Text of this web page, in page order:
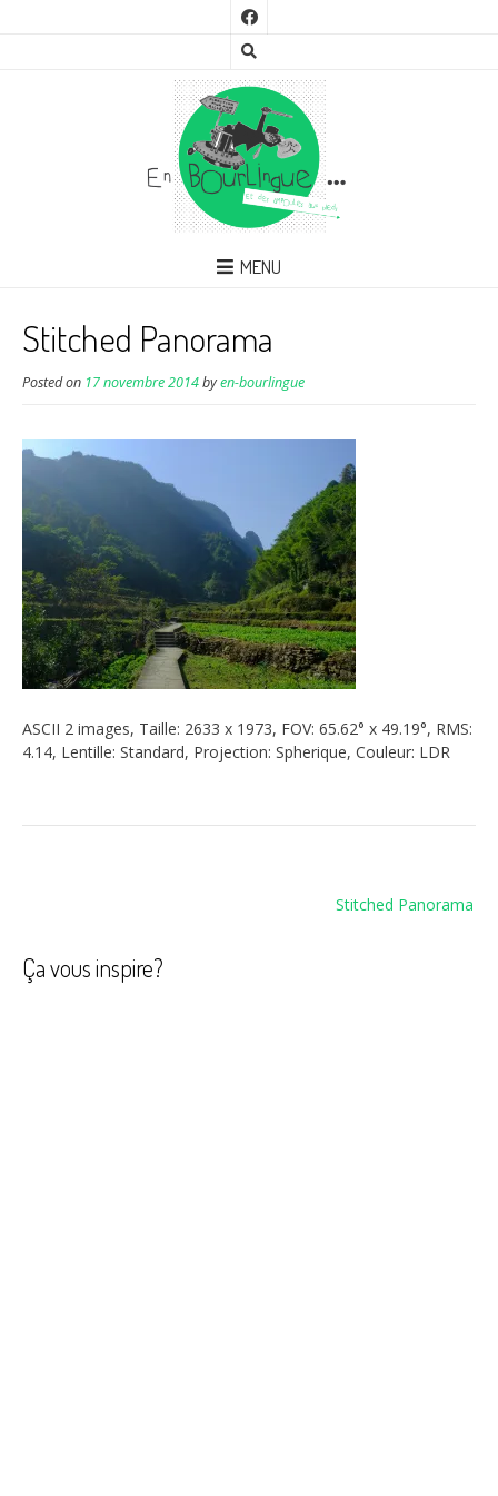
MENU
Stitched Panorama
Posted on 17 novembre 2014byen-bourlingue
ASCII 2 images, Taille: 2633 x 1973, FOV: 65.62° x 49.19°, RMS:
4.14, Lentille: Standard, Projection: Spherique, Couleur: LDR
Stitched Panorama
Ça vous inspire?